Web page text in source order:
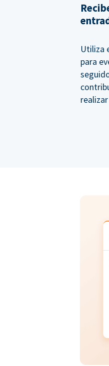
Utiliza
para